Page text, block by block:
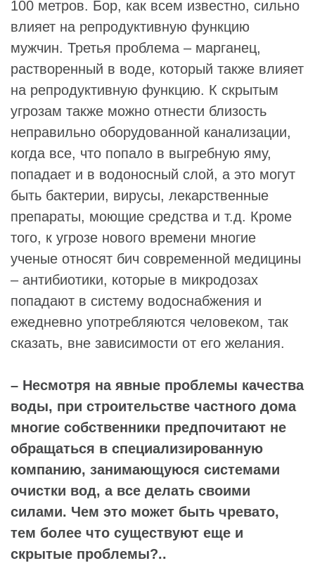
100 метров. Бор, как всем известно, сильно
влияет на репродуктивную функцию
мужчин. Третья проблема – марганец,
растворенный в воде, который также влияет
на репродуктивную функцию. К скрытым
угрозам также можно отнести близость
неправильно оборудованной канализации,
когда все, что попало в выгребную яму,
попадает и в водоносный слой, а это могут
быть бактерии, вирусы, лекарственные
препараты, моющие средства и т.д. Кроме
того, к угрозе нового времени многие
ученые относят бич современной медицины
– антибиотики, которые в микродозах
попадают в систему водоснабжения и
ежедневно употребляются человеком, так
сказать, вне зависимости от его желания.
– Несмотря на явные проблемы качества
воды, при строительстве частного дома
многие собственники предпочитают не
обращаться в специализированную
компанию, занимающуюся системами
очистки вод, а все делать своими
силами. Чем это может быть чревато,
тем более что существуют еще и
скрытые проблемы?..